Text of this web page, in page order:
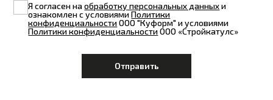
Я согласен наобработку персональных данныхи
ознакомлен с условиямиПолитики
конфиденциальностиООО "Куформ" и условиями
Политики конфиденциальностиООО «Стройкатулс»